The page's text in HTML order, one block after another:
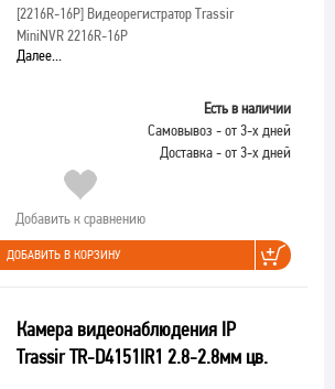
[2216R-16P]Видеорегистратор Trassir
MiniNVR 2216R-16P
Далее...
Есть в наличии
Самовывоз - от 3-х дней
Доставка - от 3-х дней
Добавить к сравнению
ДОБАВИТЬ В КОРЗИНУ
Камера видеонаблюдения IP
Trassir TR-D4151IR1 2.8-2.8мм цв.